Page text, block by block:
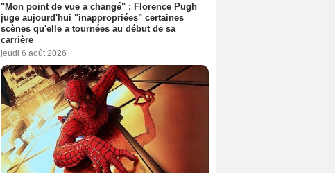
"Mon point de vue a changé" : Florence Pugh
juge aujourd'hui "inappropriées" certaines
scènes qu'elle a tournées au début de sa
carrière
jeudi 6 août 2026